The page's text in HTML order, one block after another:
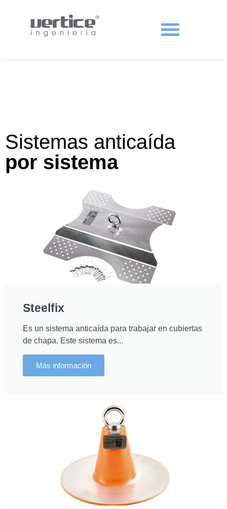
Sistemas anticaída
por sistema
Steelfix
Es un sistema anticaída para trabajar en cubiertas
de chapa. Este sistema es...
Más información